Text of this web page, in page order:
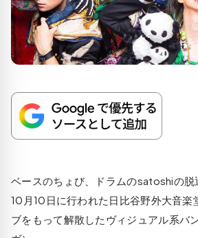
ベースのちょび、ドラムのsatoshiの
10月10日に行われた日比谷野外大音楽
ブをもって解散したヴィジュアル系バ